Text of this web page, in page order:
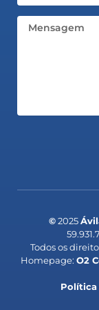
Mensagem
©2025
Todos os
Homepage: O2
Política